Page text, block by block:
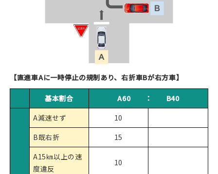
【直進車Aに一時停止の規制あり、右折車Bが右方車】
基本割合 A60 ： B40
A減速せず
10
B既右折
15
A15㎞以上の速
度違反
10